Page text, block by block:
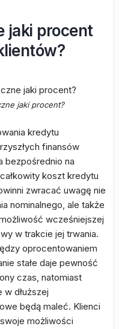
jaki procent
jaki procent?
kredytu
finansów
bezpośrednio na
koszt kredytu
zwracać uwagę nie
nominalnego, ale także
wcześniejszej
w trakcie jej trwania.
oprocentowaniem
stałe daje pewność
czas, natomiast
dłuższej
będą maleć. Klienci
możliwości